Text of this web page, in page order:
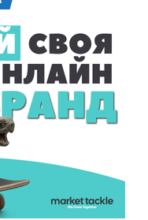
село Шумата
с мотор.
1 август, около
на полицията
полицейски
на водача. Той
болница, където